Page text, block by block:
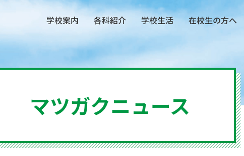
学校案内 各科紹介 学校生活 在校生の方へ
マツガクニュース